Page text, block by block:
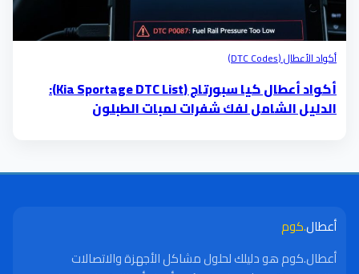
أكواد الأعطال (DTC Codes)
أكواد أعطال كيا سبورتاج (Kia Sportage DTC List):
الدليل الشامل لفك شفرات لمبات الطبلون
أعطال.كوم
أعطال.كوم هو دليلك لحلول مشاكل الأجهزة والاتصالات